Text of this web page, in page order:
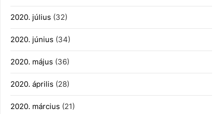
2020. július (32)
2020. június (34)
2020. május (36)
2020. április (28)
2020. március (21)